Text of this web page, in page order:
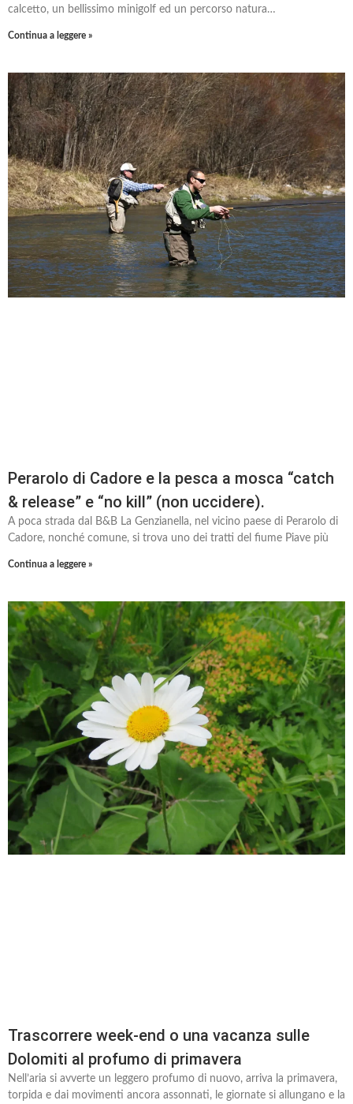
calcetto, un bellissimo minigolf ed un percorso natura…
Continua a leggere »
Perarolo di Cadore e la pesca a mosca “catch
& release” e “no kill” (non uccidere).
A poca strada dal B&B La Genzianella, nel vicino paese di Perarolo di
Cadore, nonché comune, si trova uno dei tratti del fiume Piave più
Continua a leggere »
Trascorrere week-end o una vacanza sulle
Dolomiti al profumo di primavera
Nell’aria si avverte un leggero profumo di nuovo, arriva la primavera,
torpida e dai movimenti ancora assonnati, le giornate si allungano e la